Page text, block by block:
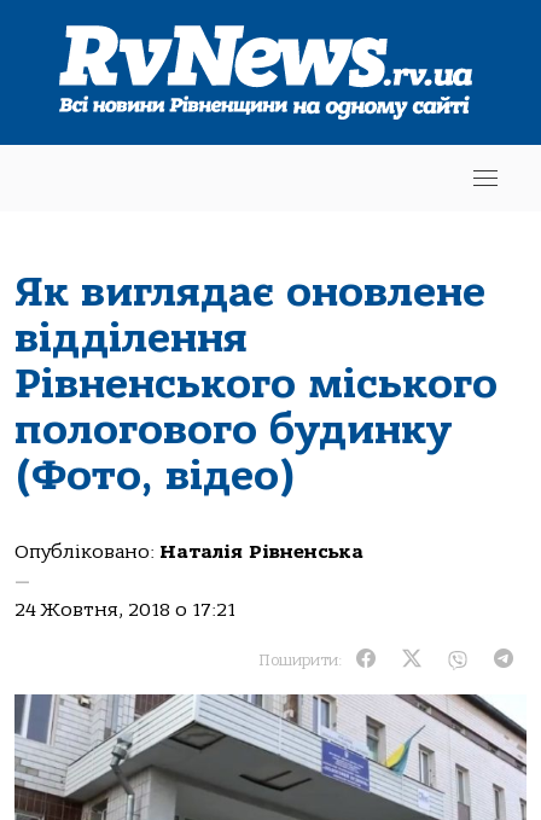
Як виглядає оновлене
відділення
Рівненського міського
пологового будинку
(Фото, відео)
Опубліковано: Наталія Рівненська
—
24 Жовтня, 2018 о 17:21
Поширити: